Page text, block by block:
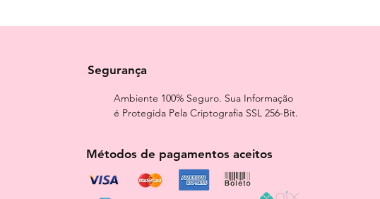
Segurança
Ambiente 100% Seguro. Sua Informação
é Protegida Pela Criptografia SSL 256-Bit.
Métodos de pagamentos aceitos